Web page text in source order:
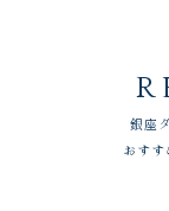
銀座
おす